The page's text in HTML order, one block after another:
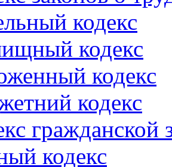
кодекс
кодекс
кодекс
кодекс
гражданской
кодекс